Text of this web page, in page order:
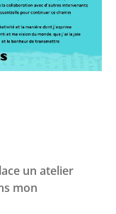
un atelier
mon